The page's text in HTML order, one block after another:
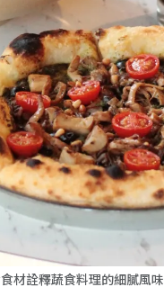
材詮釋蔬食料理的細膩風味